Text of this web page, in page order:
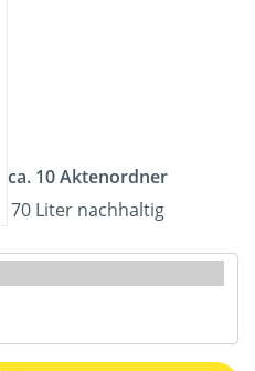
ca. 10 Aktenordner
70 Liter nachhaltig